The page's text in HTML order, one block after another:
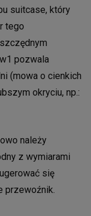
suitcase, który
tego
pozwala
(mowa o cienkich
okryciu, np.:
należy
z wymiarami
się
przewoźnik.